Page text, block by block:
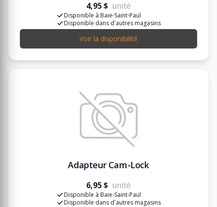
4,95 $ unité
Disponible à Baie-Saint-Paul
Disponible dans d'autres magasins
Voir la disponibilité
Adapteur Cam-Lock
6,95 $ unité
Disponible à Baie-Saint-Paul
Disponible dans d'autres magasins